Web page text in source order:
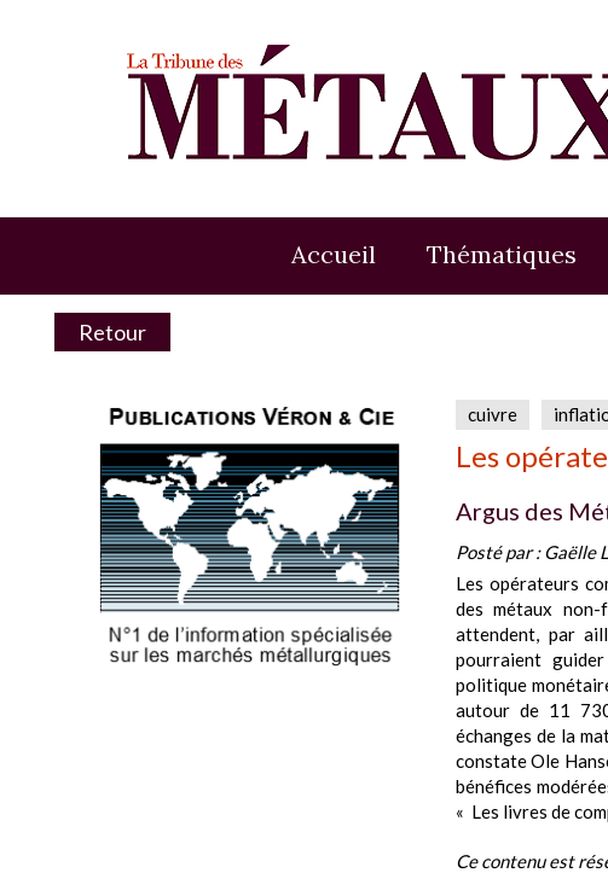
Accueil Thématiques
Retour
cuivre
Les
Argus des
Posté par :Gaëlle
Les opérateurs
des métaux non-
attendent, par
pourraient
politique
autour de 11
échanges de la
constate Ole
bénéfices
« Les livres de
Ce contenu est